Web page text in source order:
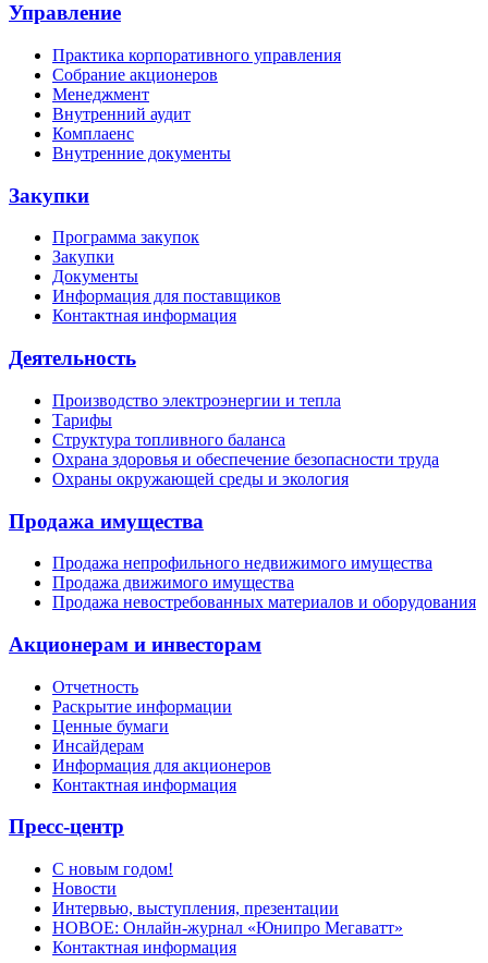
Управление
Практика корпоративного управления
Собрание акционеров
Менеджмент
Внутренний аудит
Комплаенс
Внутренние документы
Закупки
Программа закупок
Закупки
Документы
Информация для поставщиков
Контактная информация
Деятельность
Производство электроэнергии и тепла
Тарифы
Структура топливного баланса
Охрана здоровья и обеспечение безопасности труда
Охраны окружающей среды и экология
Продажа имущества
Продажа непрофильного недвижимого имущества
Продажа движимого имущества
Продажа невостребованных материалов и оборудования
Акционерам и инвесторам
Отчетность
Раскрытие информации
Ценные бумаги
Инсайдерам
Информация для акционеров
Контактная информация
Пресс-центр
С новым годом!
Новости
Интервью, выступления, презентации
НОВОЕ: Онлайн-журнал «Юнипро Мегаватт»
Контактная информация